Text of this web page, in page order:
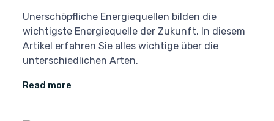
Unerschöpfliche Energiequellen bilden die
wichtigste Energiequelle der Zukunft. In diesem
Artikel erfahren Sie alles wichtige über die
unterschiedlichen Arten.
Read more